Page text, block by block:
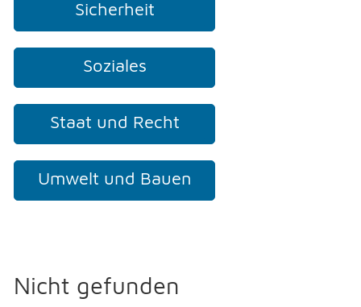
Sicherheit
Soziales
Staat und Recht
Umwelt und Bauen
Nicht gefunden